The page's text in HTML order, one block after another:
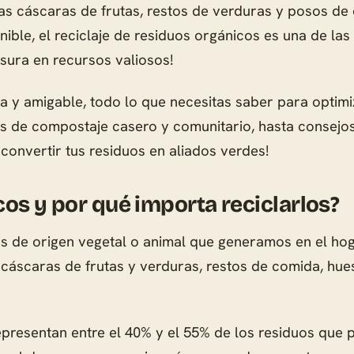
cáscaras de frutas, restos de verduras y posos
el reciclaje de residuos orgánicos es una de
en recursos valiosos!
y amigable, todo lo que necesitas saber para
de compostaje casero y comunitario, hasta
tus residuos en aliados verdes!
y por qué importa reciclarlos?
origen vegetal o animal que generamos en el
de frutas y verduras, restos de comida,
entre el 40% y el 55% de los residuos